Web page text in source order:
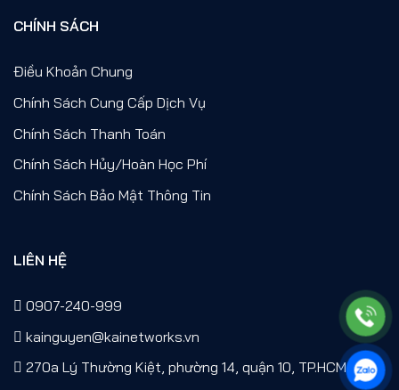
CHÍNH SÁCH
Điều Khoản Chung
Chính Sách Cung Cấp Dịch Vụ
Chính Sách Thanh Toán
Chính Sách Hủy/Hoàn Học Phí
Chính Sách Bảo Mật Thông Tin
LIÊN HỆ
0907-240-999
kainguyen@kainetworks.vn
270a Lý Thường Kiệt, phường 14, quận 10, TP.HCM